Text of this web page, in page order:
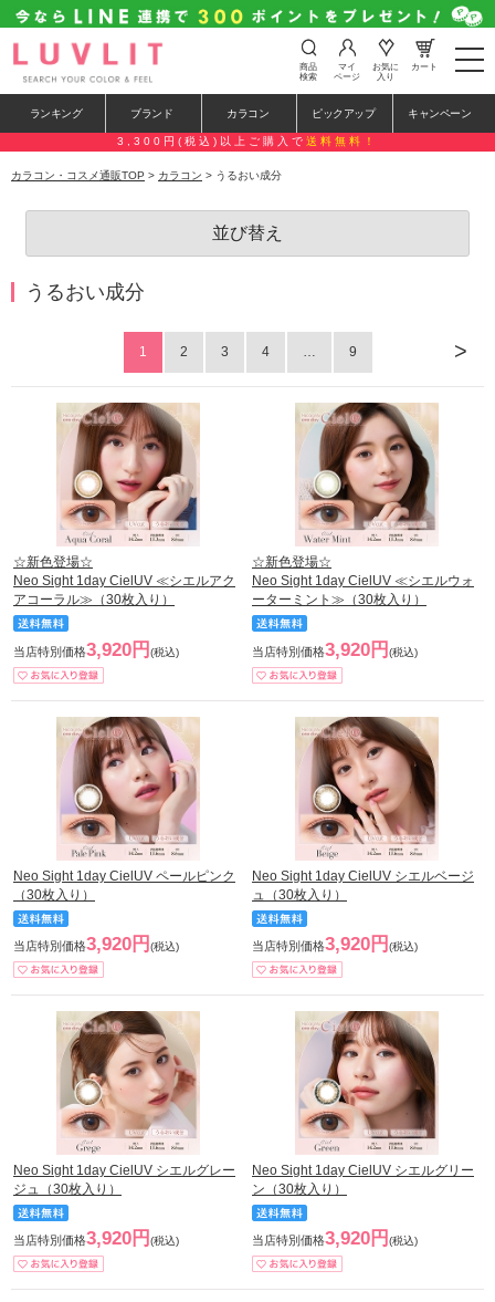
t
o
e
n
t
商品
検索
マイ
ページ
お気に
入り
カート
ランキング ブランド カラコン ピックアップ キャンペーン
3,300円(税込)以上ご購入で 送料無料！
カラコン・コスメ通販TOP > カラコン > うるおい成分
並び替え
うるおい成分
>
1 2 3 4 … 9
☆新色登場☆
Neo Sight 1day CielUV ≪シエルアク
アコーラル≫（30枚入り）
当店特別価格3,920円 (税込)
☆新色登場☆
Neo Sight 1day CielUV ≪シエルウォ
ーターミント≫（30枚入り）
当店特別価格3,920円 (税込)
Neo Sight 1day CielUV ペールピンク
（30枚入り）
当店特別価格3,920円 (税込)
Neo Sight 1day CielUV シエルベージ
ュ（30枚入り）
当店特別価格3,920円 (税込)
Neo Sight 1day CielUV シエルグレー
ジュ（30枚入り）
当店特別価格3,920円 (税込)
Neo Sight 1day CielUV シエルグリー
ン（30枚入り）
当店特別価格3,920円 (税込)